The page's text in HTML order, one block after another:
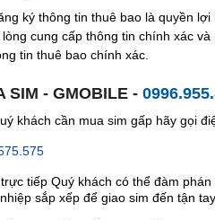
ký thông tin thuê bao là quyền
cung cấp thông tin chính xác
tin thuê bao chính xác.
SIM - GMOBILE -
khách cần mua sim gấp hãy gọi
tiếp Quý khách có thể đàm
sắp xếp để giao sim đến tận